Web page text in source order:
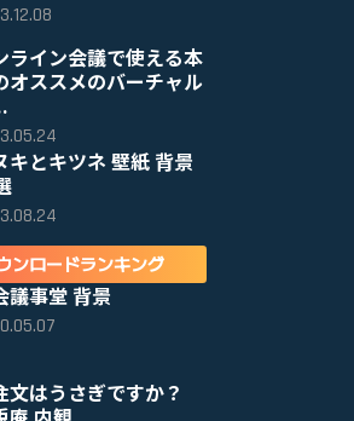
ライン会議で使える本
オススメのバーチャル
キとキツネ 壁紙 背景
ンロードランキング
議事堂 背景
文はうさぎですか？